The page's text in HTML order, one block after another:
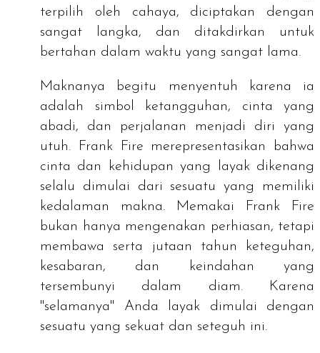
terpilih oleh cahaya, diciptakan dengan
sangat langka, dan ditakdirkan untuk
bertahan dalam waktu yang sangat lama.
Maknanya begitu menyentuh karena ia
adalah simbol ketangguhan, cinta yang
abadi, dan perjalanan menjadi diri yang
utuh. Frank Fire merepresentasikan bahwa
cinta dan kehidupan yang layak dikenang
selalu dimulai dari sesuatu yang memiliki
kedalaman makna. Memakai Frank Fire
bukan hanya mengenakan perhiasan, tetapi
membawa serta jutaan tahun keteguhan,
kesabaran, dan keindahan yang
tersembunyi dalam diam. Karena
"selamanya" Anda layak dimulai dengan
sesuatu yang sekuat dan seteguh ini.